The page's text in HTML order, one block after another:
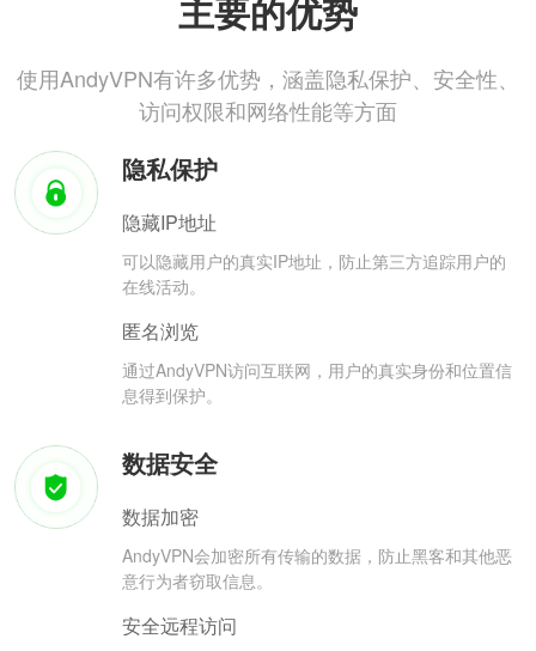
主要的优势
使用AndyVPN有许多优势，涵盖隐私保护、安全性、
访问权限和网络性能等方面
隐私保护
隐藏IP地址
可以隐藏用户的真实IP地址，防止第三方追踪用户的
在线活动。
匿名浏览
通过AndyVPN访问互联网，用户的真实身份和位置信
息得到保护。
数据安全
数据加密
AndyVPN会加密所有传输的数据，防止黑客和其他恶
意行为者窃取信息。
安全远程访问